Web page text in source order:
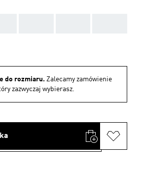
do rozmiaru. Zalecamy zamówienie
zazwyczaj wybierasz.